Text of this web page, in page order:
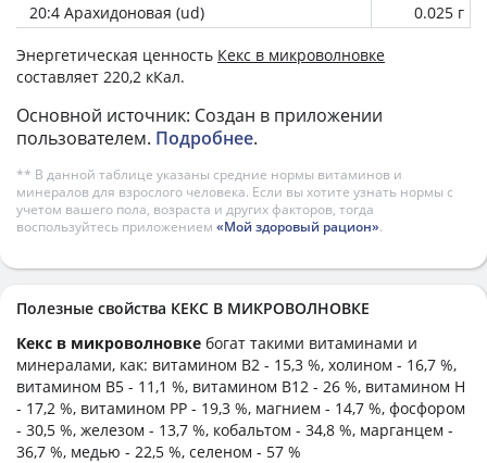
20:4 Арахидоновая (ud)
0.025 г
Энергетическая ценность Кекс в микроволновке
составляет 220,2 кКал.
Основной источник: Создан в приложении
пользователем. Подробнее.
** В данной таблице указаны средние нормы витаминов и
минералов для взрослого человека. Если вы хотите узнать нормы с
учетом вашего пола, возраста и других факторов, тогда
воспользуйтесь приложением «Мой здоровый рацион».
Полезные свойства КЕКС В МИКРОВОЛНОВКЕ
Кекс в микроволновке богат такими витаминами и
минералами, как: витамином B2 - 15,3 %, холином - 16,7 %,
витамином B5 - 11,1 %, витамином B12 - 26 %, витамином H
- 17,2 %, витамином PP - 19,3 %, магнием - 14,7 %, фосфором
- 30,5 %, железом - 13,7 %, кобальтом - 34,8 %, марганцем -
36,7 %, медью - 22,5 %, селеном - 57 %